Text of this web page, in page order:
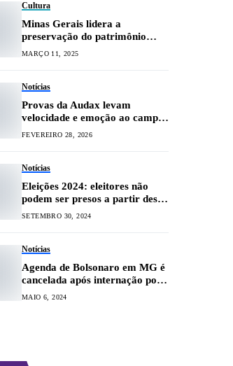
Cultura
Minas Gerais lidera a
preservação do patrimônio
cultural no Brasil
MARÇO 11, 2025
Notícias
Provas da Audax levam
velocidade e emoção ao campus
da UFLA
FEVEREIRO 28, 2026
Notícias
Eleições 2024: eleitores não
podem ser presos a partir desta
terça (1º)
SETEMBRO 30, 2024
Notícias
Agenda de Bolsonaro em MG é
cancelada após internação por
erisipela
MAIO 6, 2024